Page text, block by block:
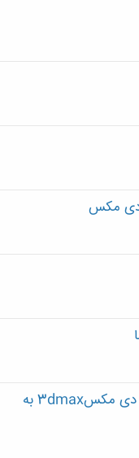
دی مکس
مهم:دانلود فیلم اموزش جامع تری دی مکس3dmax به